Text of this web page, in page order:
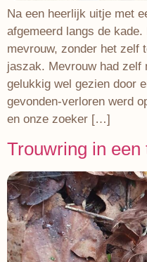
Na een heerlijk uitje met
afgemeerd langs de
mevrouw, zonder het zelf
jaszak. Mevrouw had zelf
gelukkig wel gezien door
gevonden-verloren werd
en onze zoeker […]
Trouwring in een